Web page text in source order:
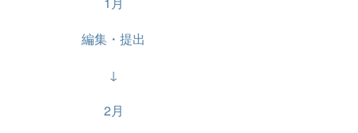
編集・提出
↓
2月